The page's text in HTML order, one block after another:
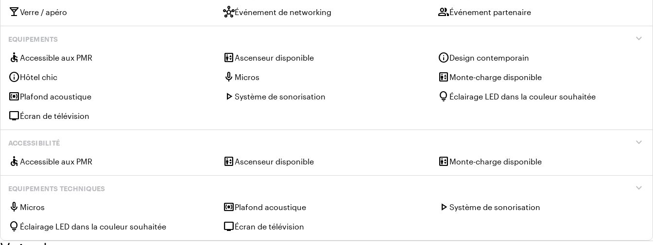
local_barVerre / apéro hubÉvénement de networking groupÉvénement partenaire
expand_more
EQUIPEMENTS
accessible Accessible aux PMR elevator Ascenseur disponible infoDesign contemporain
infoHôtel chic mic Micros elevator Monte-charge disponible
surround_soundPlafond acoustique play_arrow Système de sonorisation lightbulb Éclairage LED dans la couleur souhaitée
tvÉcran de télévision
expand_more
ACCESSIBILITÉ
accessible Accessible aux PMR elevator Ascenseur disponible elevator Monte-charge disponible
expand_more
EQUIPEMENTS TECHNIQUES
mic Micros surround_soundPlafond acoustique play_arrow Système de sonorisation
lightbulb Éclairage LED dans la couleur souhaitée tvÉcran de télévision